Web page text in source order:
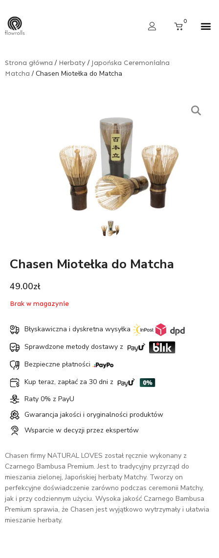
content
0
Cart
Strona główna / Herbaty/ Japońska Ceremonialna
Matcha / Chasen Miotełka do Matcha
Chasen Miotełka do Matcha
49.00zł
Brak w magazynie
Błyskawiczna i dyskretna wysyłka
Sprawdzone metody dostawy z
Bezpieczne płatności
Kup teraz, zapłać za 30 dni z
Raty 0% z PayU
Gwarancja jakości i oryginalności produktów
Wsparcie w decyzji przez ekspertów
Chasen firmy NATURAL LOVES został ręcznie wykonany z
Czarnego Bambusa Premium. Jest to tradycyjny przyrząd do
mieszania zielonej, Japońskiej herbaty Matchy. Tworzy on
perfekcyjne doświadczenie zarówno podczas ceremonii Matchy,
jak i przy codziennym użyciu. Wysoka jakość Czarnego Bambusa
Premium sprawia, że Chasen jest wyjątkowo wytrzymały i ułatwia
mieszanie herbaty.